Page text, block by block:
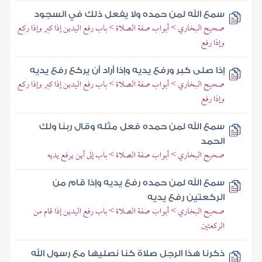
سمع الله لمن حمده ولا يفعل ذلك في السجود
صحيح البخاري > أبواب صفة الصلاة > باب رفع اليدين إذا كبر وإذا ركع
وإذا رفع
إذا صلى كبر ورفع يديه وإذا أراد أن يركع رفع يديه
صحيح البخاري > أبواب صفة الصلاة > باب رفع اليدين إذا كبر وإذا ركع
وإذا رفع
سمع الله لمن حمده فعل مثله وقال ربنا ولك
الحمد
صحيح البخاري > أبواب صفة الصلاة > باب إلى أين يرفع يديه
سمع الله لمن حمده رفع يديه وإذا قام من
الركعتين رفع يديه
صحيح البخاري > أبواب صفة الصلاة > باب رفع اليدين إذا قام من
الركعتين
ذكرنا هذا الرجل صلاة كنا نصليها مع رسول الله